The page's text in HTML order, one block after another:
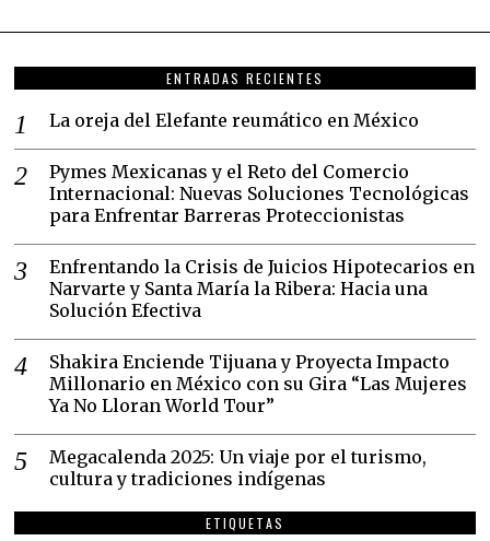
ENTRADAS RECIENTES
La oreja del Elefante reumático en México
Pymes Mexicanas y el Reto del Comercio
Internacional: Nuevas Soluciones Tecnológicas
para Enfrentar Barreras Proteccionistas
Enfrentando la Crisis de Juicios Hipotecarios en
Narvarte y Santa María la Ribera: Hacia una
Solución Efectiva
Shakira Enciende Tijuana y Proyecta Impacto
Millonario en México con su Gira “Las Mujeres
Ya No Lloran World Tour”
Megacalenda 2025: Un viaje por el turismo,
cultura y tradiciones indígenas
ETIQUETAS